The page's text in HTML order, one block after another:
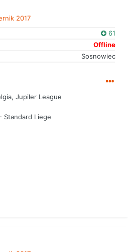
2017
61
Offline
Sosnowiec
Jupiler League
Standard Liege